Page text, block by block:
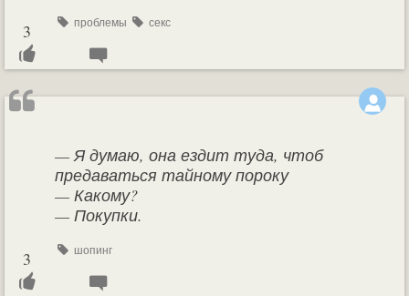
проблемы секс
3
— Я думаю, она ездит туда, чтоб
предаваться тайному пороку
— Какому?
— Покупки.
шопинг
3